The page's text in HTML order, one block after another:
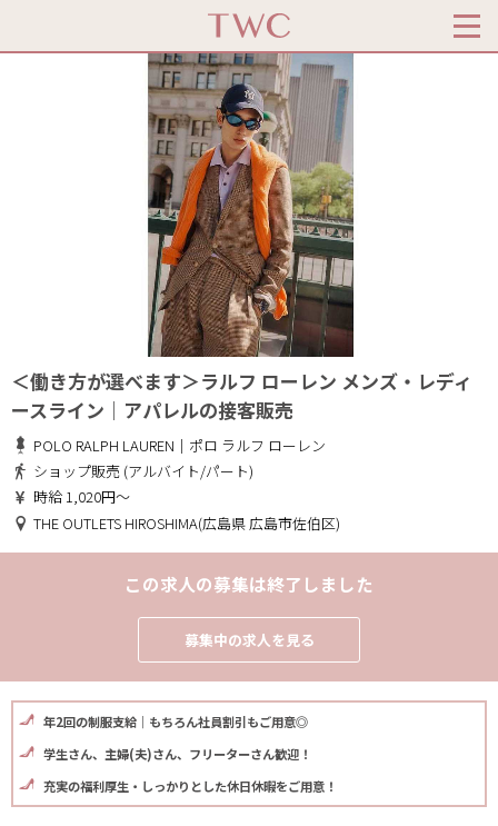
＜働き方が選べます＞ラルフ ローレン メンズ・レディ
ースライン｜アパレルの接客販売
POLO RALPH LAUREN｜ポロ ラルフ ローレン
ショップ販売 (アルバイト/パート)
時給 1,020円～
THE OUTLETS HIROSHIMA(広島県 広島市佐伯区)
この求人の募集は終了しました
募集中の求人を見る
年2回の制服支給｜もちろん社員割引もご用意◎
学生さん、主婦(夫)さん、フリーターさん歓迎！
充実の福利厚生・しっかりとした休日休暇をご用意！